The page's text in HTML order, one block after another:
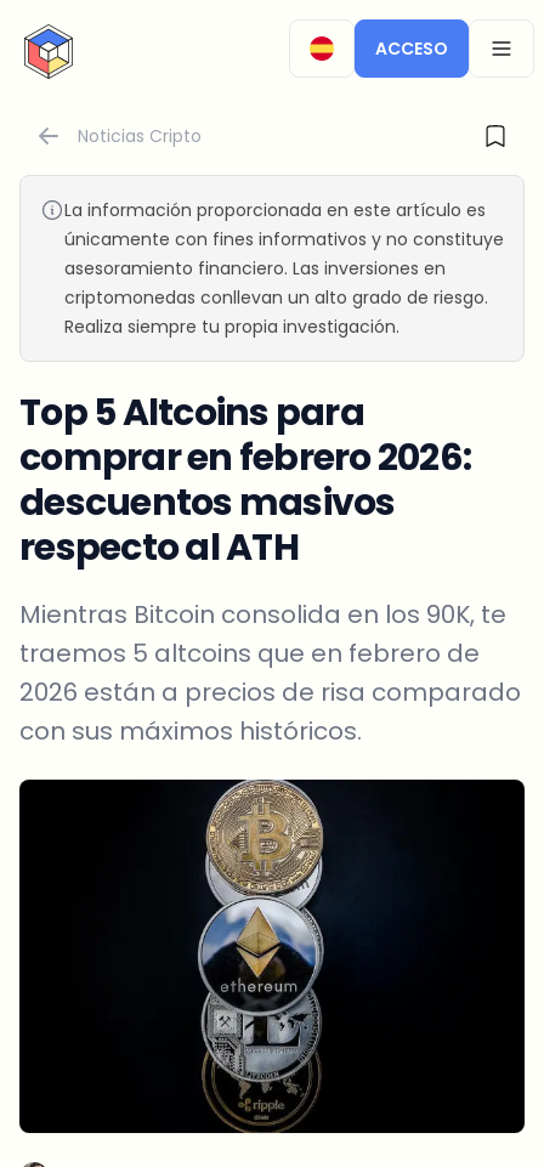
CryptoTicker
ACCESO
Noticias Cripto
La información proporcionada en este artículo es
únicamente con fines informativos y no constituye
asesoramiento financiero. Las inversiones en
criptomonedas conllevan un alto grado de riesgo.
Realiza siempre tu propia investigación.
Top 5 Altcoins para
comprar en febrero 2026:
descuentos masivos
respecto al ATH
Mientras Bitcoin consolida en los 90K, te
traemos 5 altcoins que en febrero de
2026 están a precios de risa comparado
con sus máximos históricos.